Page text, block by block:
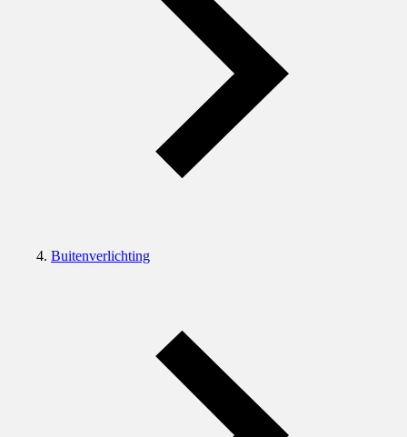
Buitenverlichting